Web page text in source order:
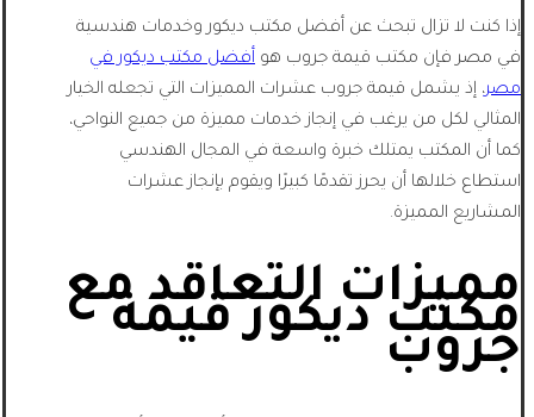
إذا كنت لا تزال تبحث عن أفضل مكتب ديكور وخدمات هندسية
في مصر فإن مكتب قيمة جروب هو أفضل مكتب ديكور في
مصر، إذ يشمل قيمة جروب عشرات المميزات التي تجعله الخيار
المثالي لكل من يرغب في إنجاز خدمات مميزة من جميع النواحي،
كما أن المكتب يمتلك خبرة واسعة في المجال الهندسي
استطاع خلالها أن يحرز تقدمًا كبيرًا ويقوم بإنجاز عشرات
المشاريع المميزة.
مميزات التعاقد مع
مكتب ديكور قيمة
جروب